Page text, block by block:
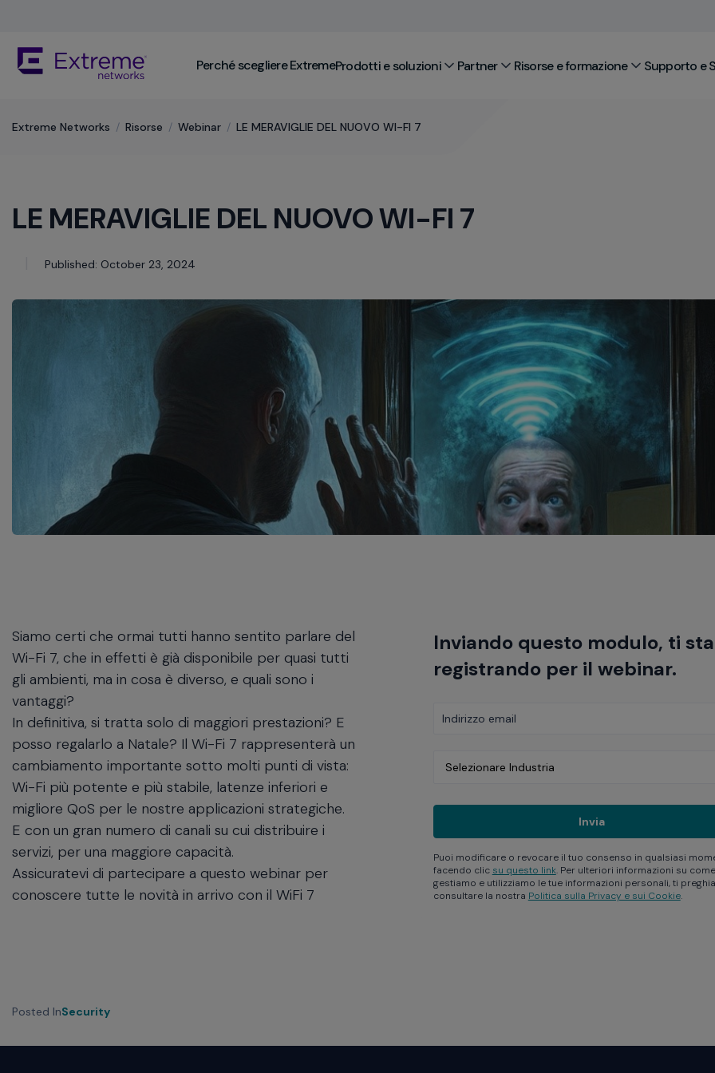
Content
keyboard
keys,
enter,
and
commands.
keys
previous/next
items
and
also
a
nested
menu
and
will
close
current
menu.
Spacebar
will
open
the
current
menu.
Perché scegliere ExtremeProdotti e soluzioni Partner Risorse e formazione Supporto e
Extreme Networks / Risorse / Webinar / LE MERAVIGLIE DEL NUOVO WI-FI 7
LE MERAVIGLIE DEL NUOVO WI-FI 7
Published: October 23, 2024
Siamo certi che ormai tutti hanno sentito parlare del
Wi-Fi 7, che in effetti è già disponibile per quasi tutti
gli ambienti, ma in cosa è diverso, e quali sono i
vantaggi?
In definitiva, si tratta solo di maggiori prestazioni? E
posso regalarlo a Natale? Il Wi-Fi 7 rappresenterà un
cambiamento importante sotto molti punti di vista:
Wi-Fi più potente e più stabile, latenze inferiori e
migliore QoS per le nostre applicazioni strategiche.
E con un gran numero di canali su cui distribuire i
servizi, per una maggiore capacità.
Assicuratevi di partecipare a questo webinar per
conoscere tutte le novità in arrivo con il WiFi 7
Inviando questo modulo, ti
registrando per il webinar.
Puoi modificare o revocare il tuo consenso in qualsiasi
facendo clic su questo link. Per ulteriori informazioni su come
gestiamo e utilizziamo le tue informazioni personali, ti
consultare la nostra Politica sulla Privacy e sui Cookie.
Posted InSecurity